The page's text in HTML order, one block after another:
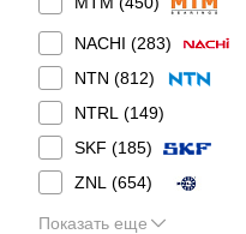
NACHI (283)
NTN (812)
NTRL (149)
SKF (185)
ZNL (654)
Показать еще